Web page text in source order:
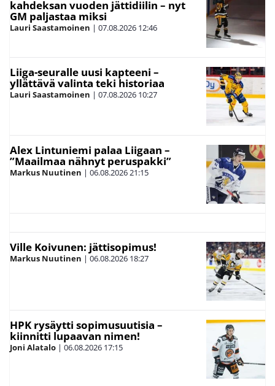
kahdeksan vuoden jättidiilin – nyt
GM paljastaa miksi
Lauri Saastamoinen | 07.08.2026 12:46
Liiga-seuralle uusi kapteeni –
yllättävä valinta teki historiaa
Lauri Saastamoinen | 07.08.2026 10:27
Alex Lintuniemi palaa Liigaan –
”Maailmaa nähnyt peruspakki”
Markus Nuutinen | 06.08.202621:15
Ville Koivunen: jättisopimus!
Markus Nuutinen | 06.08.2026 18:27
HPK rysäytti sopimusuutisia –
kiinnitti lupaavan nimen!
Joni Alatalo | 06.08.2026 17:15